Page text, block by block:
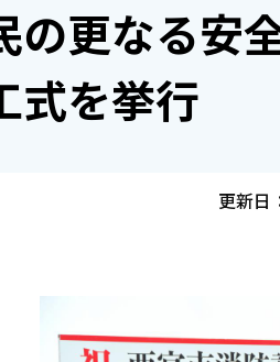
の更なる安
式を挙行
更新日